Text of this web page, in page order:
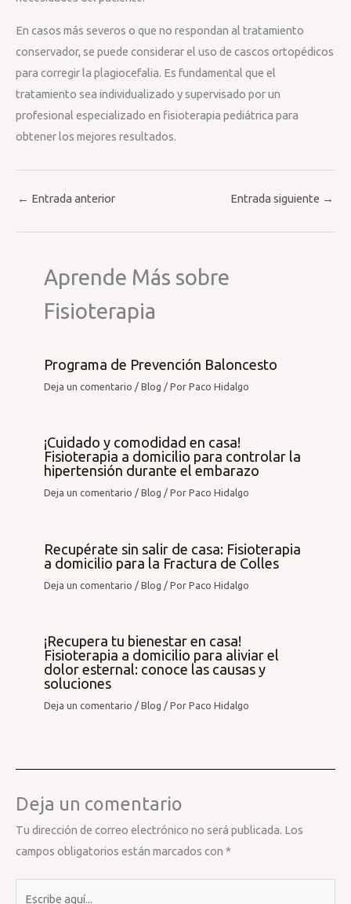
En casos más severos o que no respondan al tratamiento
conservador, se puede considerar el uso de cascos ortopédicos
para corregir la plagiocefalia. Es fundamental que el
tratamiento sea individualizado y supervisado por un
profesional especializado en fisioterapia pediátrica para
obtener los mejores resultados.
← Entrada anterior Entrada siguiente →
Aprende Más sobre
Fisioterapia
Programa de Prevención Baloncesto
Deja un comentario /Blog / PorPaco Hidalgo
¡Cuidado y comodidad en casa!
Fisioterapia a domicilio para controlar la
hipertensión durante el embarazo
Deja un comentario /Blog / PorPaco Hidalgo
Recupérate sin salir de casa: Fisioterapia
a domicilio para la Fractura de Colles
Deja un comentario /Blog / PorPaco Hidalgo
¡Recupera tu bienestar en casa!
Fisioterapia a domicilio para aliviar el
dolor esternal: conoce las causas y
soluciones
Deja un comentario /Blog / PorPaco Hidalgo
Deja un comentario
Tu dirección de correo electrónico no será publicada. Los
campos obligatorios están marcados con *